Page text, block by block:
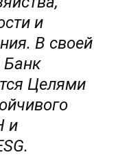
и
В своей
Банк
Целями
и